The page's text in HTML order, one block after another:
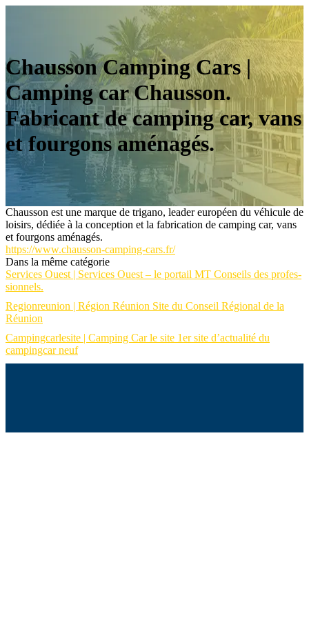
Chausson Camping Cars |
Camping car Chausson.
Fabricant de camping car, vans
et fourgons aménagés.
Chausson est une marque de trigano, leader européen du véhicule de
loisirs, dédiée à la conception et la fabrication de camping car, vans
et fourgons aménagés.
https://www.chausson-camping-cars.fr/
Dans la même catégorie
Services Ouest | Services Ouest – le portail MT Conseils des profes­
sion­nels.
Regionreunion | Région Réunion Site du Conseil Régional de la
Réunion
Campingcarlesite | Camping Car le site 1er site d’actualité du
campingcar neuf